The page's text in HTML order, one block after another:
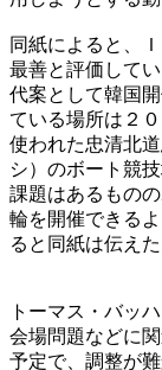
同紙によると、
最善と評価して
代案として韓国
ている場所は２
使われた忠清北
シ）のボート競
課題はあるもの
輪を開催できる
ると同紙は伝えた
トーマス・バッ
会場問題などに
予定で、調整が